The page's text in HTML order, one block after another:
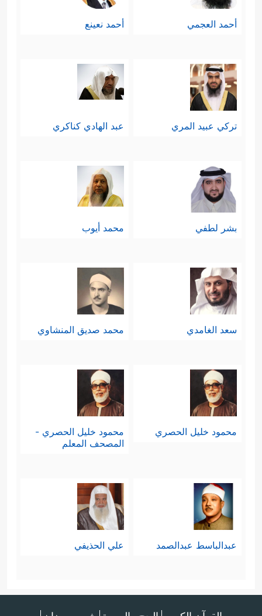
أحمد العجمي أحمد نعينع
تركي عبيد المري عبد الهادي كناكري
بشر لطفي محمد أيوب
سعد الغامدي محمد صديق المنشاوي
محمود خليل الحصري
محمود خليل الحصري -
المصحف المعلم
عبدالباسط عبدالصمد علي الحذيفي